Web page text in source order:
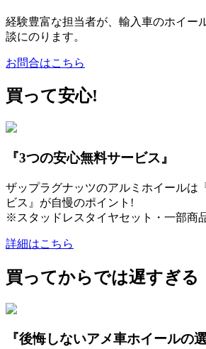
経験豊富な担当者が、輸入車のホイー
談にのります。
お問合はこちら
買って安心!
『3つの安心無料サービス』
ザップラグナッツのアルミホイールは
ビス』が自慢のポイント!
※スタッドレスタイヤセット・一部商
詳細はこちら
買ってからでは遅すぎる
『後悔しないアメ車ホイールの